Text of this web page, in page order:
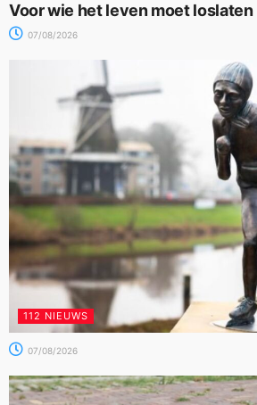
Voor wie het leven moet loslaten
07/08/2026
112 NIEUWS
07/08/2026